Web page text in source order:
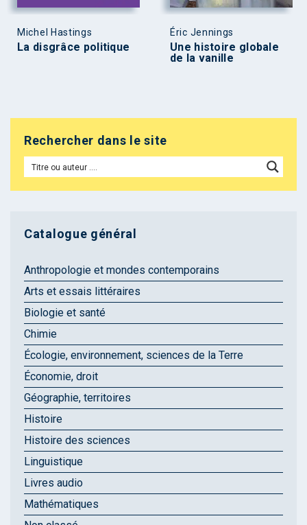
Michel Hastings
La disgrâce politique
Éric Jennings
Une histoire globale
de la vanille
Rechercher dans le site
Catalogue général
Anthropologie et mondes contemporains
Arts et essais littéraires
Biologie et santé
Chimie
Écologie, environnement, sciences de la Terre
Économie, droit
Géographie, territoires
Histoire
Histoire des sciences
Linguistique
Livres audio
Mathématiques